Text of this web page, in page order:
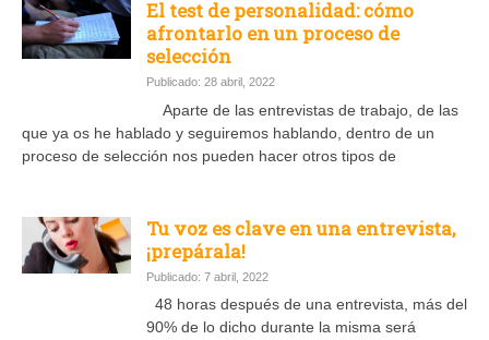
El test de personalidad: cómo
afrontarlo en un proceso de
selección
Publicado: 28 abril, 2022
Aparte de las entrevistas de trabajo, de las
que ya os he hablado y seguiremos hablando, dentro de un
proceso de selección nos pueden hacer otros tipos de
Tu voz es clave en una entrevista,
¡prepárala!
Publicado: 7 abril, 2022
48 horas después de una entrevista, más del
90% de lo dicho durante la misma será